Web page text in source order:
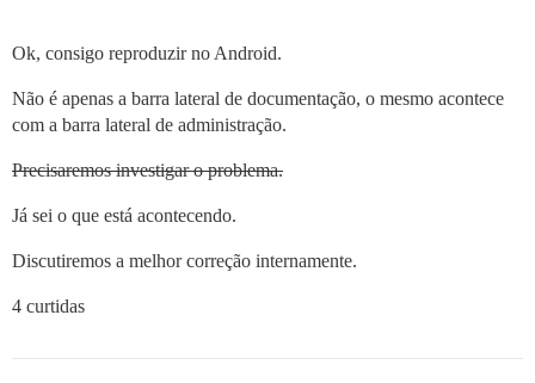
Ok, consigo reproduzir no Android.
Não é apenas a barra lateral de documentação, o mesmo acontece
com a barra lateral de administração.
Precisaremos investigar o problema.
Já sei o que está acontecendo.
Discutiremos a melhor correção internamente.
4 curtidas